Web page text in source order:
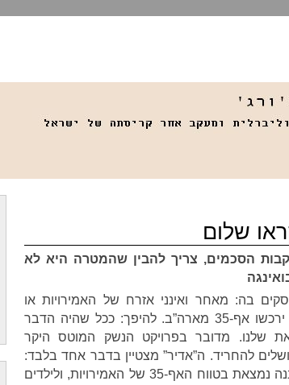
שלום
הסכמים, צריך להבין שהמטרה היא לא
בה: מאחר ואינני אזרח של האמירויות או
קטאר, לא מעניין אותי אם הן ירכשו אף-35 מארה”ב. להיפך: ככל שהיה הדבר
שלנו. מדובר בפרויקט הנשק המוטס היקר
להחריד. ה”אדיר” מצטיין בדבר אחד בלבד:
שתיית כספי ציבור. ישראל איננה נמצאת בטווח האף-35 של האמירויות, ולילדים